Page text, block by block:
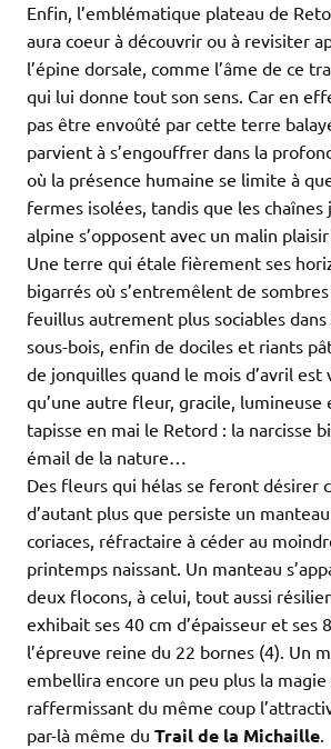
Enfin, l’emblématique plateau de
aura coeur à découvrir ou à revisiter
l’épine dorsale, comme l’âme de ce
qui lui donne tout son sens. Car en
pas être envoûté par cette terre
parvient à s’engouffrer dans la
où la présence humaine se limite à
fermes isolées, tandis que les chaînes
alpine s’opposent avec un malin
Une terre qui étale fièrement ses
bigarrés où s’entremêlent de
feuillus autrement plus sociables dans
sous-bois, enfin de dociles et riants
de jonquilles quand le mois d’avril est
qu’une autre fleur, gracile, lumineuse
tapisse en mai le Retord : la narcisse
émail de la nature…
Des fleurs qui hélas se feront désirer
d’autant plus que persiste un
coriaces, réfractaire à céder au
printemps naissant. Un manteau
deux flocons, à celui, tout aussi
exhibait ses 40 cm d’épaisseur et ses
l’épreuve reine du 22 bornes (4). Un
embellira encore un peu plus la magie
raffermissant du même coup
par-là même du Trail de la Michaille.